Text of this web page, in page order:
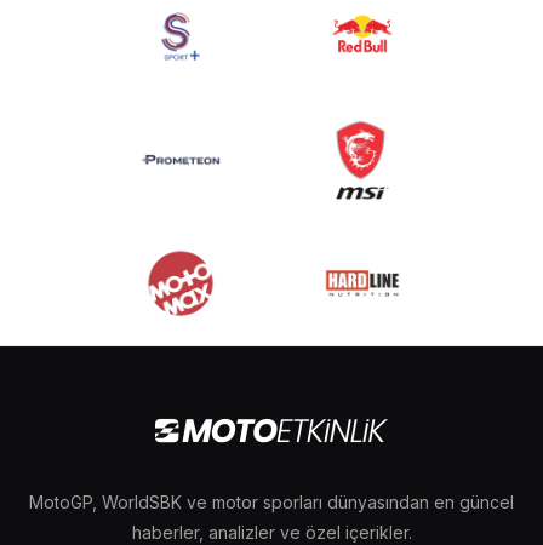
MotoGP, WorldSBK ve motor sporları dünyasından en güncel
haberler, analizler ve özel içerikler.